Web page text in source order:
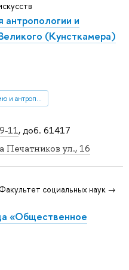
11, доб. 61417
Печатников ул., 16
антропологии и
(Кунсткамера)
Социология (включая демографию и антропологию)
социальных наук →
«Общественное